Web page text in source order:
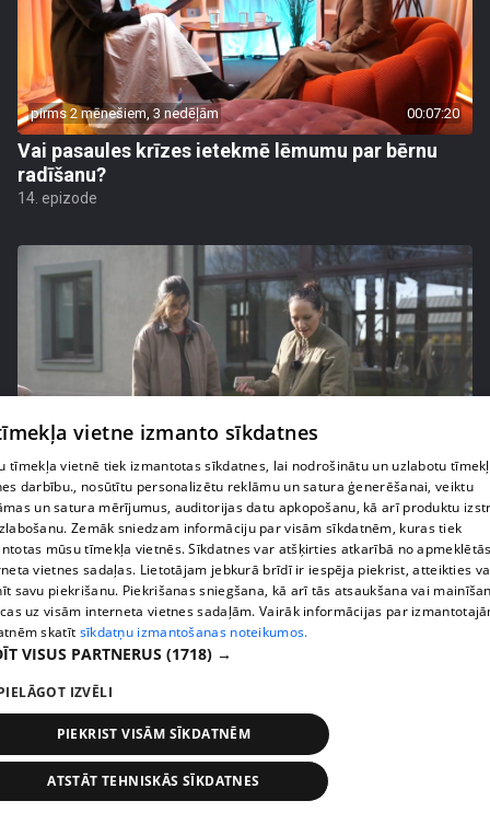
pirms 2 mēnešiem, 3 nedēļām 00:07:20
Vai pasaules krīzes ietekmē lēmumu par bērnu
radīšanu?
14. epizode
pirms 3 mēnešiem 00:06:24
Grila sezonā lieliski iespējams ievērot veselīga
uztura principus
13. epizode
vietne izmanto sīkdatnes
tīmekļa vietnē tiek izmantotas sīkdatnes, lai nodrošinātu un uzlabotu
darbību., nosūtītu personalizētu reklāmu un satura ģenerēšanai, veiktu
un satura mērījumus, auditorijas datu apkopošanu, kā arī produktu
Zemāk sniedzam informāciju par visām sīkdatnēm, kuras tiek
mūsu tīmekļa vietnēs. Sīkdatnes var atšķirties atkarībā no
vietnes sadaļas. Lietotājam jebkurā brīdī ir iespēja piekrist, atteikties
savu piekrišanu. Piekrišanas sniegšana, kā arī tās atsaukšana vai
uz visām interneta vietnes sadaļām. Vairāk informācijas par
skatīt sīkdatņu izmantošanas noteikumos.
VISUS PARTNERUS (1718) →
IZVĒLI
PIEKRIST VISĀM SĪKDATNĒM
ATSTĀT TEHNISKĀS SĪKDATNES